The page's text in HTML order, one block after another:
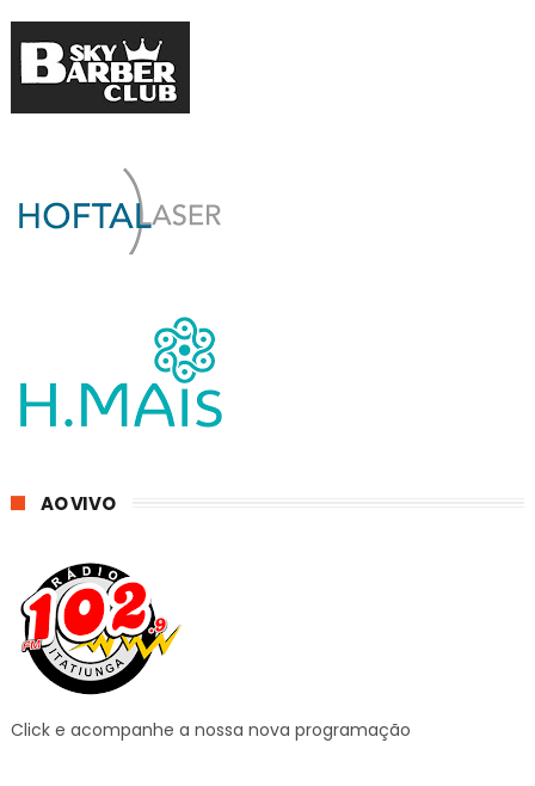
AO VIVO
Click e acompanhe a nossa nova programação